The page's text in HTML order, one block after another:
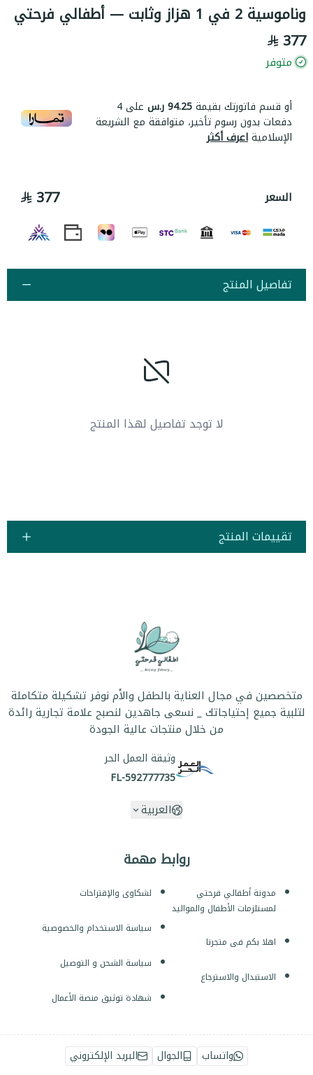
وناموسية 2 في 1 هزاز وثابت — أطفالي فرحتي
377
متوفر
أو قسم فاتورتك بقيمة94.25 ر.س على4
دفعات بدون رسوم تأخير، متوافقة مع الشريعة
الإسلاميةاعرف أكثر
السعر 377
تفاصيل المنتج
لا توجد تفاصيل لهذا المنتج
تقييمات المنتج
روابط مهمة
مدونة أطفالي فرحتي
لمستلزمات الأطفال والمواليد
اهلا بكم فى متجرنا
الاستبدال والاسترجاع
لشكاوى والإقتراحات
سياسة الاستخدام والخصوصية
سياسة الشحن و التوصيل
شهادة توثيق منصة الأعمال
متخصصين في مجال العناية بالطفل والأم نوفر تشكيلة متكاملة
لتلبية جميع إحتياجاتك _ نسعى جاهدين لنصبح علامة تجارية رائدة
من خلال منتجات عالية الجودة
وثيقة العمل الحر
FL-592777735
العربية
واتساب الجوال البريد الإلكتروني